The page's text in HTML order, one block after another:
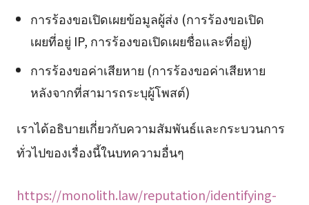
การร้องขอเปิดเผยข้อมูลผู้ส่ง (การร้องขอเปิด
เผยที่อยู่ IP, การร้องขอเปิดเผยชื่อและที่อยู่)
การร้องขอค่าเสียหาย (การร้องขอค่าเสียหาย
หลังจากที่สามารถระบุผู้โพสต์)
เราได้อธิบายเกี่ยวกับความสัมพันธ์และกระบวนการ
ทั่วไปของเรื่องนี้ในบทความอื่นๆ
https://monolith.law/reputation/identifying-